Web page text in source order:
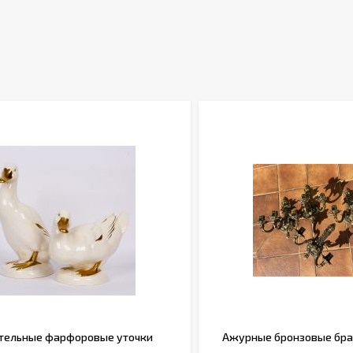
фарфоровые уточки Ажурные бронзовые бра